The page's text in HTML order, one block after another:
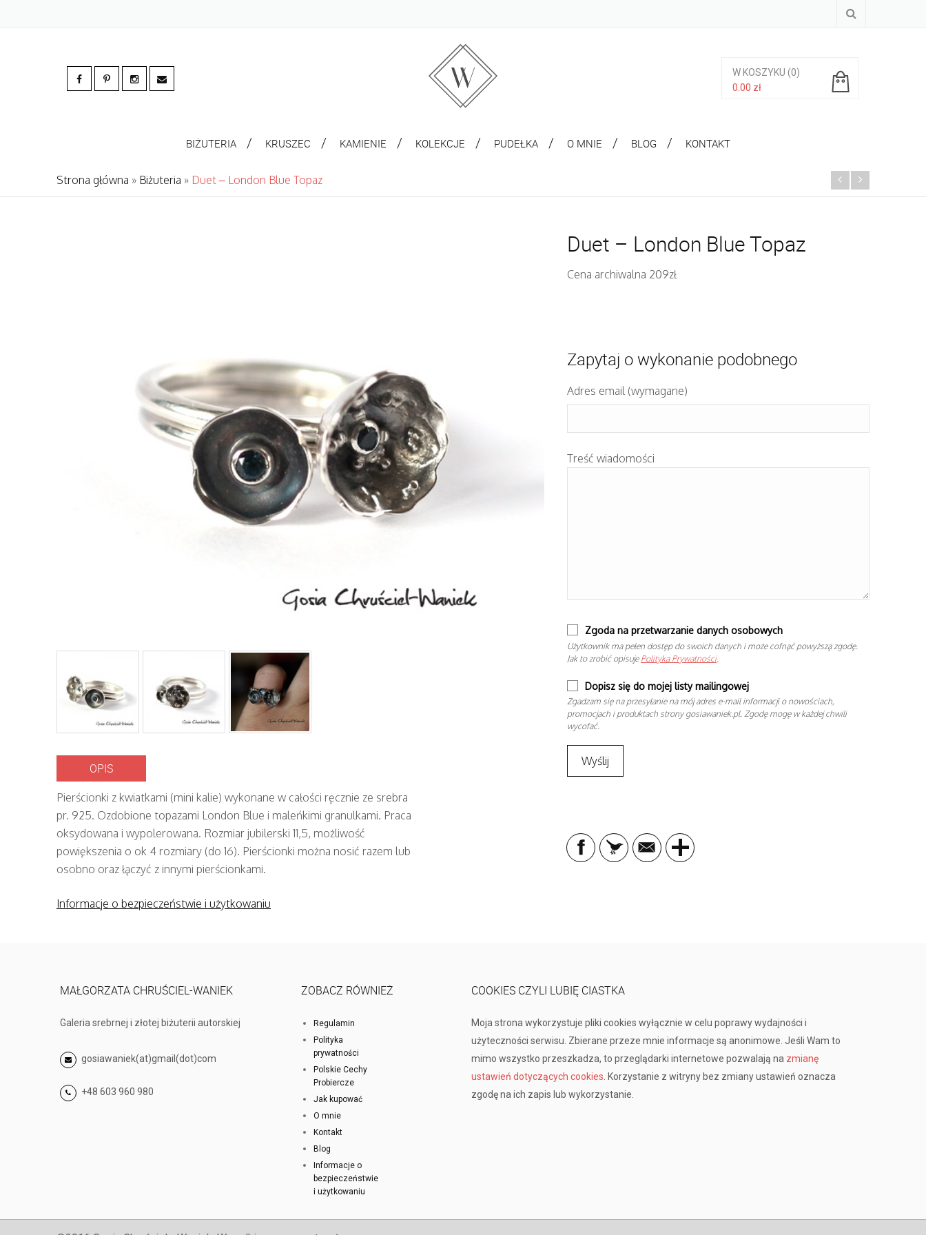
W KOSZYKU (0)
0.00 zł
BIŻUTERIA KRUSZEC KAMIENIE KOLEKCJE PUDEŁKA O MNIE BLOG KONTAKT
Strona główna » Biżuteria » Duet – London Blue Topaz
OPIS
Pierścionki z kwiatkami (mini kalie) wykonane w całości ręcznie ze srebra
pr. 925. Ozdobione topazami London Blue i maleńkimi granulkami. Praca
oksydowana i wypolerowana. Rozmiar jubilerski 11,5, możliwość
powiększenia o ok 4 rozmiary (do 16). Pierścionki można nosić razem lub
osobno oraz łączyć z innymi pierścionkami.
Informacje o bezpieczeństwie i użytkowaniu
Duet – London Blue Topaz
Cena archiwalna 209zł
Zapytaj o wykonanie podobnego
Adres email (wymagane)
Treść wiadomości
Zgoda na przetwarzanie danych osobowych
Użytkownik ma pełen dostęp do swoich danych i może cofnąć powyższą zgodę.
Jak to zrobić opisuje Polityka Prywatności.
Dopisz się do mojej listy mailingowej
Zgadzam się na przesyłanie na mój adres e-mail informacji o nowościach,
promocjach i produktach strony gosiawaniek.pl. Zgodę mogę w każdej chwili
wycofać.
MAŁGORZATA CHRUŚCIEL-WANIEK
Galeria srebrnej i złotej biżuterii autorskiej
gosiawaniek(at)gmail(dot)com
+48 603 960 980
ZOBACZ RÓWNIEŻ
Regulamin
Polityka
prywatności
Polskie Cechy
Probiercze
Jak kupować
O mnie
Kontakt
Blog
Informacje o
bezpieczeństwie
i użytkowaniu
COOKIES CZYLI LUBIĘ CIASTKA
Moja strona wykorzystuje pliki cookies wyłącznie w celu poprawy wydajności i
użyteczności serwisu. Zbierane przeze mnie informacje są anonimowe. Jeśli Wam to
mimo wszystko przeszkadza, to przeglądarki internetowe pozwalają na zmianę
ustawień dotyczących cookies . Korzystanie z witryny bez zmiany ustawień oznacza
zgodę na ich zapis lub wykorzystanie.